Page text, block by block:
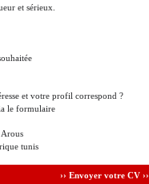
et sérieux.
et votre profil correspond ?
le formulaire
tunis
›› Envoyer votre CV ››